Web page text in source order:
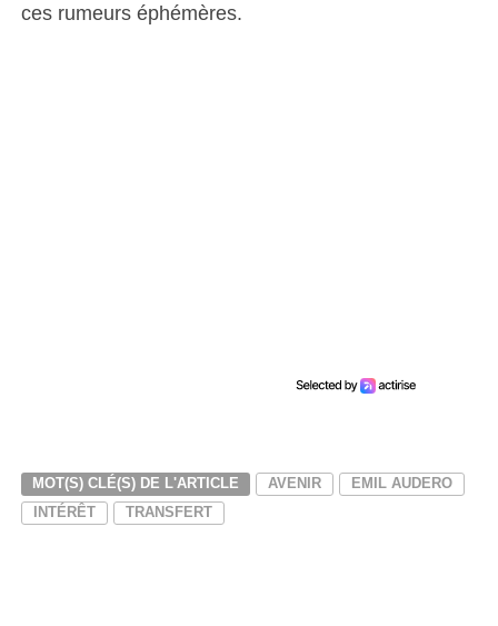
ces rumeurs éphémères.
MOT(S) CLÉ(S) DE L'ARTICLE AVENIR
EMIL AUDERO
INTÉRÊT
TRANSFERT